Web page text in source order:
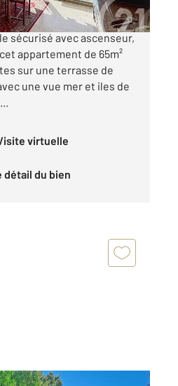
MARINA: Situé en
sécurisé avec ascenseur,
appartement de 65m²
sur une terrasse de
une vue mer et iles de
Visite virtuelle
détail du bien